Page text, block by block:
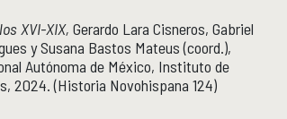
XVI-XIX, Gerardo Lara Cisneros, Gabriel
y Susana Bastos Mateus (coord.),
Autónoma de México, Instituto de
2024. (Historia Novohispana 124)